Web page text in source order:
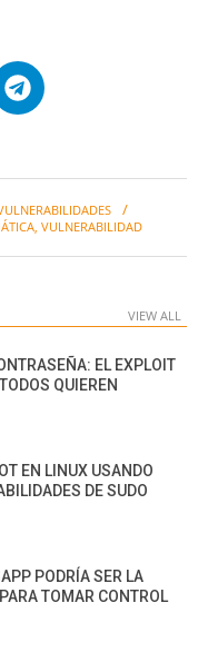
VULNERABILIDAD
VIEW ALL
EL EXPLOIT
QUIEREN
EN LINUX USANDO
DE SUDO
PODRÍA SER LA
TOMAR CONTROL